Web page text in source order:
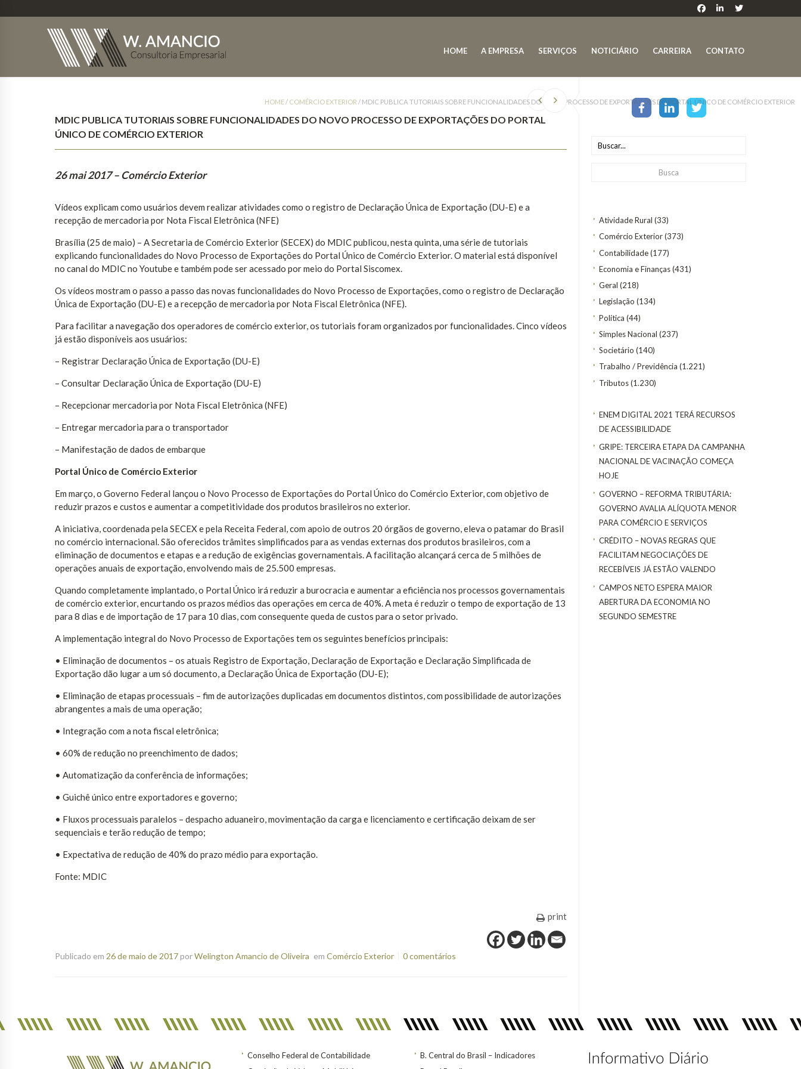
HOME A EMPRESA SERVIÇOS NOTICIÁRIO CARREIRA CONTATO
Atividade Rural (33)
Comércio Exterior(373)
Contabilidade(177)
Economia e Finanças(431)
Geral (218)
Legislação (134)
Política (44)
Simples Nacional (237)
Societário (140)
Trabalho / Previdência (1.221)
Tributos(1.230)
ENEM DIGITAL 2021 TERÁ RECURSOS
DE ACESSIBILIDADE
GRIPE: TERCEIRA ETAPA DA CAMPANHA
NACIONAL DE VACINAÇÃO COMEÇA
HOJE
GOVERNO – REFORMA TRIBUTÁRIA:
GOVERNO AVALIA ALÍQUOTA MENOR
PARA COMÉRCIO E SERVIÇOS
CRÉDITO – NOVAS REGRAS QUE
FACILITAM NEGOCIAÇÕES DE
RECEBÍVEIS JÁ ESTÃO VALENDO
CAMPOS NETO ESPERA MAIOR
ABERTURA DA ECONOMIA NO
SEGUNDO SEMESTRE
HOME/ COMÉRCIO EXTERIOR / MDIC PUBLICA TUTORIAIS SOBRE FUNCIONALIDADES DO NOVO PROCESSO DE EXPORTAÇÕES DO PORTAL ÚNICO DE COMÉRCIO EXTERIOR
MDIC PUBLICA TUTORIAIS SOBRE FUNCIONALIDADES DO NOVO PROCESSO DE EXPORTAÇÕES DO PORTAL
ÚNICO DE COMÉRCIO EXTERIOR
26 mai 2017 – Comércio Exterior
Vídeos explicam como usuários devem realizar atividades como o registro de Declaração Única de Exportação (DU-E) e a
recepção de mercadoria por Nota Fiscal Eletrônica (NFE)
Brasília (25 de maio) – A Secretaria de Comércio Exterior (SECEX) do MDIC publicou, nesta quinta, uma série de tutoriais
explicando funcionalidades do Novo Processo de Exportações do Portal Único de Comércio Exterior. O material está disponível
no canal do MDIC no Youtube e também pode ser acessado por meio do Portal Siscomex.
Os vídeos mostram o passo a passo das novas funcionalidades do Novo Processo de Exportações, como o registro de Declaração
Única de Exportação (DU-E) e a recepção de mercadoria por Nota Fiscal Eletrônica (NFE).
Para facilitar a navegação dos operadores de comércio exterior, os tutoriais foram organizados por funcionalidades. Cinco vídeos
já estão disponíveis aos usuários:
– Registrar Declaração Única de Exportação (DU-E)
– Consultar Declaração Única de Exportação (DU-E)
– Recepcionar mercadoria por Nota Fiscal Eletrônica (NFE)
– Entregar mercadoria para o transportador
– Manifestação de dados de embarque
Portal Único de Comércio Exterior
Em março, o Governo Federal lançou o Novo Processo de Exportações do Portal Único do Comércio Exterior, com objetivo de
reduzir prazos e custos e aumentar a competitividade dos produtos brasileiros no exterior.
A iniciativa, coordenada pela SECEX e pela Receita Federal, com apoio de outros 20 órgãos de governo, eleva o patamar do Brasil
no comércio internacional. São oferecidos trâmites simplificados para as vendas externas dos produtos brasileiros, com a
eliminação de documentos e etapas e a redução de exigências governamentais. A facilitação alcançará cerca de 5 milhões de
operações anuais de exportação, envolvendo mais de 25.500 empresas.
Quando completamente implantado, o Portal Único irá reduzir a burocracia e aumentar a eficiência nos processos governamentais
de comércio exterior, encurtando os prazos médios das operações em cerca de 40%. A meta é reduzir o tempo de exportação de 13
para 8 dias e de importação de 17 para 10 dias, com consequente queda de custos para o setor privado.
A implementação integral do Novo Processo de Exportações tem os seguintes benefícios principais:
• Eliminação de documentos – os atuais Registro de Exportação, Declaração de Exportação e Declaração Simplificada de
Exportação dão lugar a um só documento, a Declaração Única de Exportação (DU-E);
• Eliminação de etapas processuais – fim de autorizações duplicadas em documentos distintos, com possibilidade de autorizações
abrangentes a mais de uma operação;
• Integração com a nota fiscal eletrônica;
• 60% de redução no preenchimento de dados;
• Automatização da conferência de informações;
• Guichê único entre exportadores e governo;
• Fluxos processuais paralelos – despacho aduaneiro, movimentação da carga e licenciamento e certificação deixam de ser
sequenciais e terão redução de tempo;
• Expectativa de redução de 40% do prazo médio para exportação.
Fonte: MDIC
print
Publicado em 26 de maio de 2017porWelington Amancio de Oliveira em Comércio Exterior 0 comentários
Conselho Federal de Contabilidade
B. Central do Brasil – Indicadores